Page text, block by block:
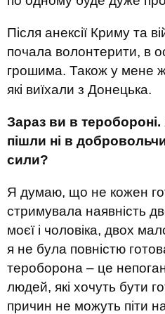
Після анексії Криму та
почала волонтерити, в
грошима. Також у мене
які виїхали з Донецька.
Зараз ви в
пішли ні в
сили?
Я думаю, що не кожен
стримувала наявність
моєї і чоловіка, двох
я не була повністю
тероборона – це
людей, які хочуть бути
причин не можуть піти